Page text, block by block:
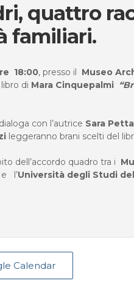
quattro
familiari.
18:00, presso il Museo
di Mara Cinquepalmi
dialoga con l’autrice Sara
leggeranno brani scelti del
dell’accordo quadro tra i
e l’Università degli Studi
Calendar